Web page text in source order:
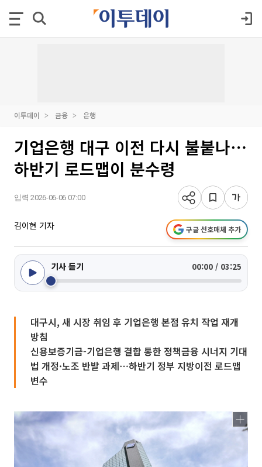
이투데이 금융 은행
기업은행 대구 이전 다시 불붙나⋯
하반기 로드맵이 분수령
입력 2026-06-06 07:00
김이현 기자 구글 선호매체 추가
기사 듣기 00:00 / 03:25
대구시, 새 시장 취임 후 기업은행 본점 유치 작업 재개
방침
신용보증기금-기업은행 결합 통한 정책금융 시너지 기대
법 개정·노조 반발 과제⋯하반기 정부 지방이전 로드맵
변수